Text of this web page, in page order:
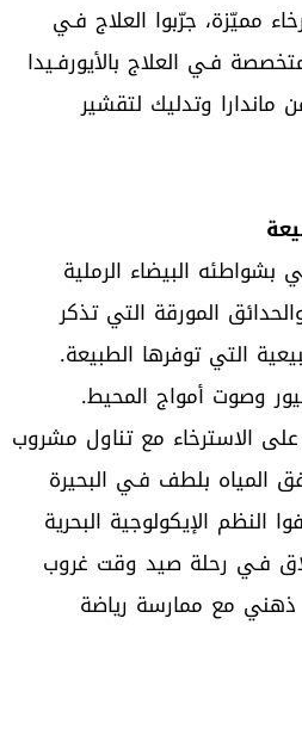
مميّزة، جرّبوا العلاج فـي
فـي العلاج بالأيورفـيدا
وتدليك لتقشير
بشواطئه البيضاء الرملية
المورقة التي تذكر
التي توفرها الطبيعة.
وصوت أمواج المحيط.
الاسترخاء مع تناول مشروب
المياه بلطف فـي البحيرة
النظم الإيكولوجية البحرية
فـي رحلة صيد وقت غروب
مع ممارسة رياضة